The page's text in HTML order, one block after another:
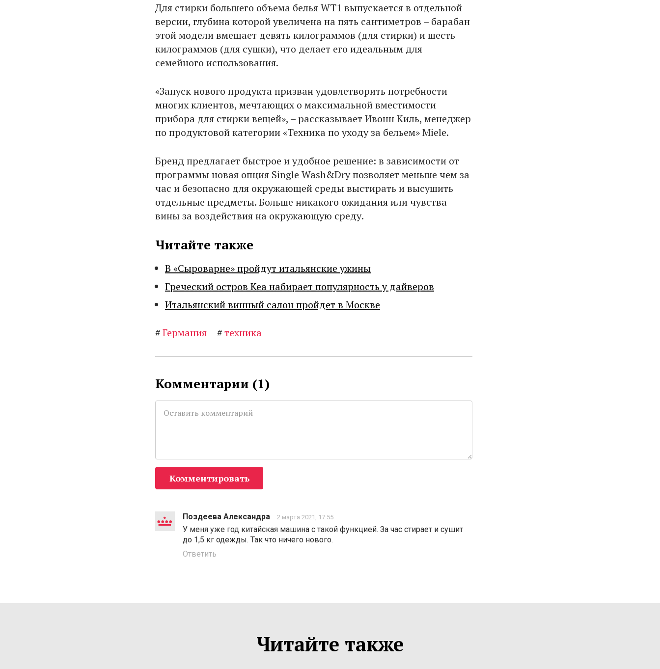
Для стирки большего объема белья WT1 выпускается в отдельной
версии, глубина которой увеличена на пять сантиметров – барабан
этой модели вмещает девять килограммов (для стирки) и шесть
килограммов (для сушки), что делает его идеальным для
семейного использования.
«Запуск нового продукта призван удовлетворить потребности
многих клиентов, мечтающих о максимальной вместимости
прибора для стирки вещей», – рассказывает Ивонн Киль, менеджер
по продуктовой категории «Техника по уходу за бельем» Miele.
Бренд предлагает быстрое и удобное решение: в зависимости от
программы новая опция Single Wash&Dry позволяет меньше чем за
час и безопасно для окружающей среды выстирать и высушить
отдельные предметы. Больше никакого ожидания или чувства
вины за воздействия на окружающую среду.
Читайте также
В «Сыроварне» пройдут итальянские ужины
Греческий остров Кеа набирает популярность у дайверов
Итальянский винный салон пройдет в Москве
#Германия #техника
Комментарии (1)
Комментировать
Поздеева Александра 2 марта 2021, 17:55
У меня уже год китайская машина с такой функцией. За час стирает и сушит
до 1,5 кг одежды. Так что ничего нового.
Ответить
Читайте также